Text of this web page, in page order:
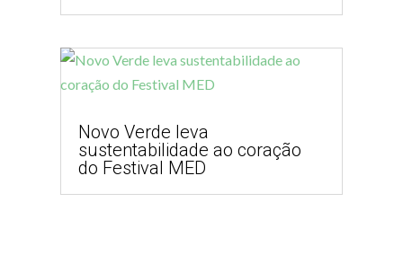
Novo Verde leva
sustentabilidade ao coração
do Festival MED